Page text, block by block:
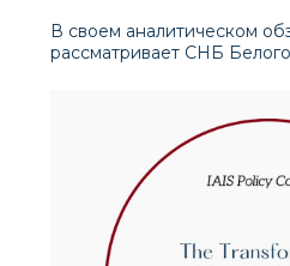
В своем аналитическом
рассматривает СНБ
характеризовала великую
центре ее анализа